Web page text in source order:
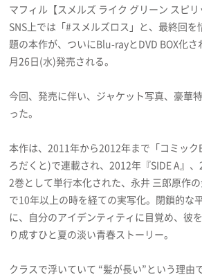
免責事項
プライバシーポリシー
お問い合わせ
マフィル【スメルズ ライク グリーン スピリ
SNS上では「#スメルズロス」と、最終回
題の本作が、ついにBlu-rayとDVD BOX化
月26日(水)発売される。
今回、発売に伴い、ジャケット写真、豪華
った。
本作は、2011年から2012年まで「コミッ
ろだくと)で連載され、2012年『SIDE A』
2巻として単⾏本化された、永井 三郎原作
で10年以上の時を経ての実写化。閉鎖的な
に、自分のアイデンティティに目覚め、彼
り成すひと夏の淡い青春ストーリー。
クラスで浮いていて “髪が長い”という理由